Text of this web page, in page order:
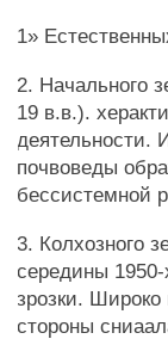
1»
2. Начального
19 в.в.).
деятельности.
почвоведы
бессистемной
3. Колхозного
середины 1950-
зрозки. Широко
стороны